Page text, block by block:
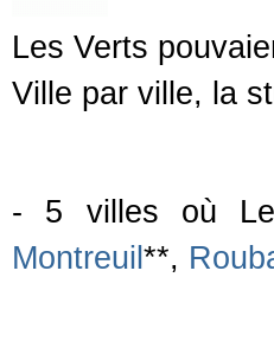
Les Verts
Ville par ville, la
- 5 villes où
Montreuil **,